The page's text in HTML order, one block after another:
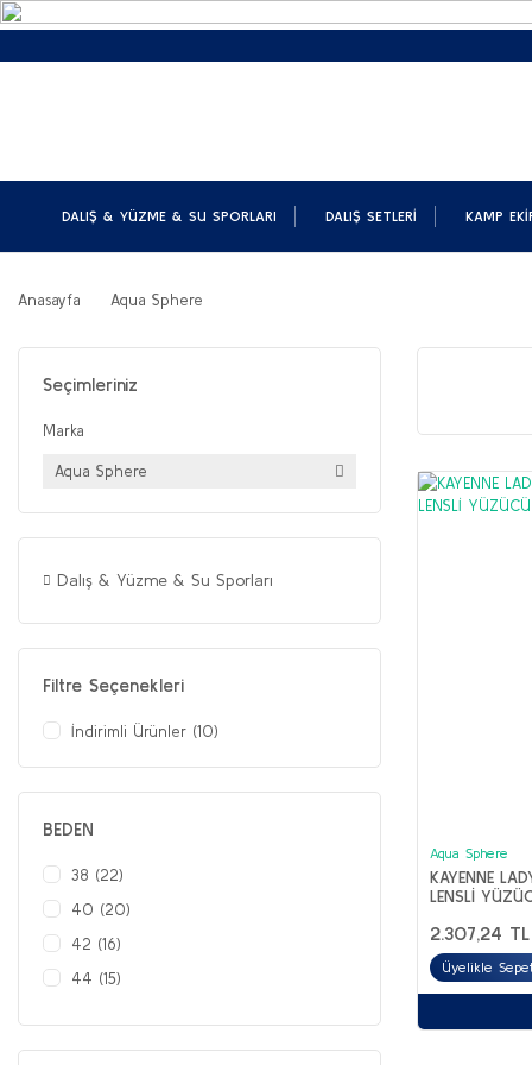
DALIŞ & YÜZME & SU SPORLARI DALIŞ SETLERI KAMP
Anasayfa Aqua Sphere
Seçimleriniz
Marka
Aqua Sphere
Dalış & Yüzme & Su Sporları
Filtre Seçenekleri
İndirimli Ürünler (10)
BEDEN
38 (22)
40 (20)
42 (16)
44 (15)
46 (10)
Aqua Sphere
KAYENNE
LENSLİ
2.307,24 TL
Üyelikle